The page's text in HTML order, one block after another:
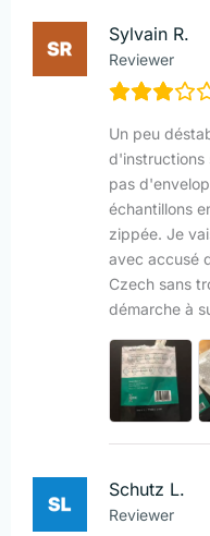
Sylvain R.
Reviewer
Un peu
d'instructions
pas
échantillons
zippée. Je
avec accusé
Czech sans
démarche à
Schutz L.
Reviewer